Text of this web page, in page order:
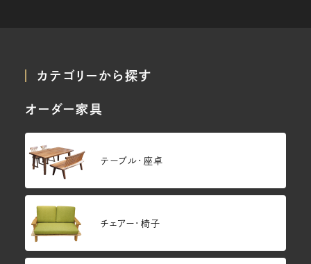
カテゴリーから探す
オーダー家具
テーブル・座卓
チェアー・椅子